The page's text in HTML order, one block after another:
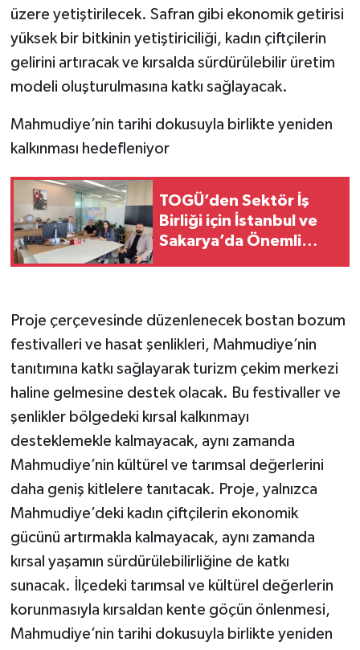
üzere yetiştirilecek. Safran gibi ekonomik getirisi
yüksek bir bitkinin yetiştiriciliği, kadın çiftçilerin
gelirini artıracak ve kırsalda sürdürülebilir üretim
modeli oluşturulmasına katkı sağlayacak.
Mahmudiye’nin tarihi dokusuyla birlikte yeniden
kalkınması hedefleniyor
TOGÜ’den Sektör İş
Birliği için İstanbul ve
Sakarya’da Önemli
Proje çerçevesinde düzenlenecek bostan bozum
festivalleri ve hasat şenlikleri, Mahmudiye’nin
tanıtımına katkı sağlayarak turizm çekim merkezi
haline gelmesine destek olacak. Bu festivaller ve
şenlikler bölgedeki kırsal kalkınmayı
desteklemekle kalmayacak, aynı zamanda
Mahmudiye’nin kültürel ve tarımsal değerlerini
daha geniş kitlelere tanıtacak. Proje, yalnızca
Mahmudiye’deki kadın çiftçilerin ekonomik
gücünü artırmakla kalmayacak, aynı zamanda
kırsal yaşamın sürdürülebilirliğine de katkı
sunacak. İlçedeki tarımsal ve kültürel değerlerin
korunmasıyla kırsaldan kente göçün önlenmesi,
Mahmudiye’nin tarihi dokusuyla birlikte yeniden